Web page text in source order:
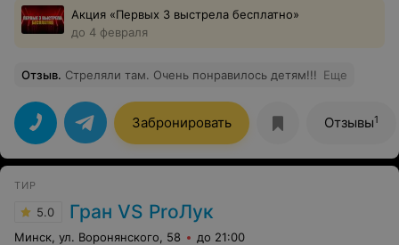
Акция «Первых 3 выстрела бесплатно»
до 4 февраля
Отзыв. Стреляли там. Очень понравилось детям!!! Еще
Забронировать Отзывы1
ТИР
5.0 Гран VS ProЛук
Минск, ул. Воронянского, 58 до 21:00